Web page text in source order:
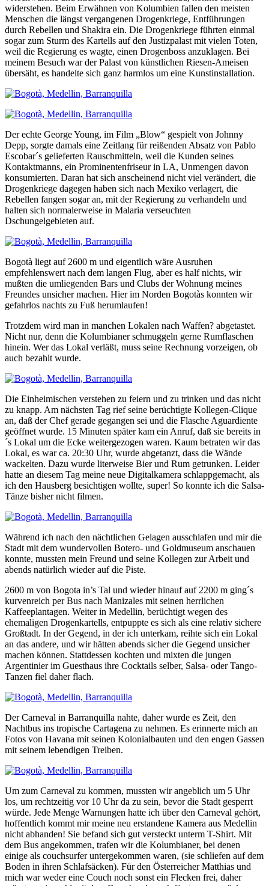
widerstehen. Beim Erwähnen von Kolumbien fallen den meisten
Menschen die längst vergangenen Drogenkriege, Entführungen
durch Rebellen und Shakira ein. Die Drogenkriege führten einmal
sogar zum Sturm des Kartells auf den Justizpalast mit vielen Toten,
weil die Regierung es wagte, einen Drogenboss anzuklagen. Bei
meinem Besuch war der Palast von künstlichen Riesen-Ameisen
übersäht, es handelte sich ganz harmlos um eine Kunstinstallation.
Der echte George Young, im Film „Blow“ gespielt von Johnny
Depp, sorgte damals eine Zeitlang für reißenden Absatz von Pablo
Escobar´s gelieferten Rauschmitteln, weil die Kunden seines
Kontaktmanns, ein Prominentenfriseur in LA, Unmengen davon
konsumierten. Daran hat sich anscheinend nicht viel verändert, die
Drogenkriege dagegen haben sich nach Mexiko verlagert, die
Rebellen fangen sogar an, mit der Regierung zu verhandeln und
halten sich normalerweise in Malaria verseuchten
Dschungelgebieten auf.
Bogotà liegt auf 2600 m und eigentlich wäre Ausruhen
empfehlenswert nach dem langen Flug, aber es half nichts, wir
mußten die umliegenden Bars und Clubs der Wohnung meines
Freundes unsicher machen. Hier im Norden Bogotàs konnten wir
gefahrlos nachts zu Fuß herumlaufen!
Trotzdem wird man in manchen Lokalen nach Waffen? abgetastet.
Nicht nur, denn die Kolumbianer schmuggeln gerne Rumflaschen
hinein. Wer das Lokal verläßt, muss seine Rechnung vorzeigen, ob
auch bezahlt wurde.
Die Einheimischen verstehen zu feiern und zu trinken und das nicht
zu knapp. Am nächsten Tag rief seine berüchtigte Kollegen-Clique
an, daß der Chef gerade gegangen sei und die Flasche Aguardiente
geöffnet wurde. 15 Minuten später kam ein Anruf, daß sie bereits in
´s Lokal um die Ecke weitergezogen waren. Kaum betraten wir das
Lokal, es war ca. 20:30 Uhr, wurde abgetanzt, dass die Wände
wackelten. Dazu wurde literweise Bier und Rum getrunken. Leider
hatte an diesem Tag meine neue Digitalkamera schlappgemacht, als
ich den Hausberg besichtigen wollte, super! So konnte ich die Salsa-
Tänze bisher nicht filmen.
Während ich nach den nächtlichen Gelagen ausschlafen und mir die
Stadt mit dem wundervollen Botero- und Goldmuseum anschauen
konnte, mussten mein Freund und seine Kollegen zur Arbeit und
abends natürlich wieder auf die Piste.
2600 m von Bogota in’s Tal und wieder hinauf auf 2200 m ging´s
kurvenreich per Bus nach Manizales mit seinen herrlichen
Kaffeeplantagen. Weiter in Medellin, berüchtigt wegen des
ehemaligen Drogenkartells, entpuppte es sich als eine relativ sichere
Großtadt. In der Gegend, in der ich unterkam, reihte sich ein Lokal
an das andere, und wir hätten abends sicher die Gegend unsicher
machen können. Stattdessen kochten und mixten die jungen
Argentinier im Guesthaus ihre Cocktails selber, Salsa- oder Tango-
Tanzen fiel daher flach.
Der Carneval in Barranquilla nahte, daher wurde es Zeit, den
Nachtbus ins tropische Cartagena zu nehmen. Es erinnerte mich an
Fotos von Havana mit seinen Kolonialbauten und den engen Gassen
mit seinem lebendigen Treiben.
Um zum Carneval zu kommen, mussten wir angeblich um 5 Uhr
los, um rechtzeitig vor 10 Uhr da zu sein, bevor die Stadt gesperrt
würde. Jede Menge Warnungen hatte ich über den Carneval gehört,
hoffentlich kommt mir meine neu erstandene Kamera aus Medellin
nicht abhanden! Sie befand sich gut versteckt unterm T-Shirt. Mit
dem Bus angekommen, trafen wir die Kolumbianer, bei denen
einige als couchsurfer untergekommen waren, (sie schliefen auf dem
Boden in ihren Schlafsäcken). Für den Österreicher Matthias und
mich war weder eine Couch noch sonst ein Flecken frei, daher